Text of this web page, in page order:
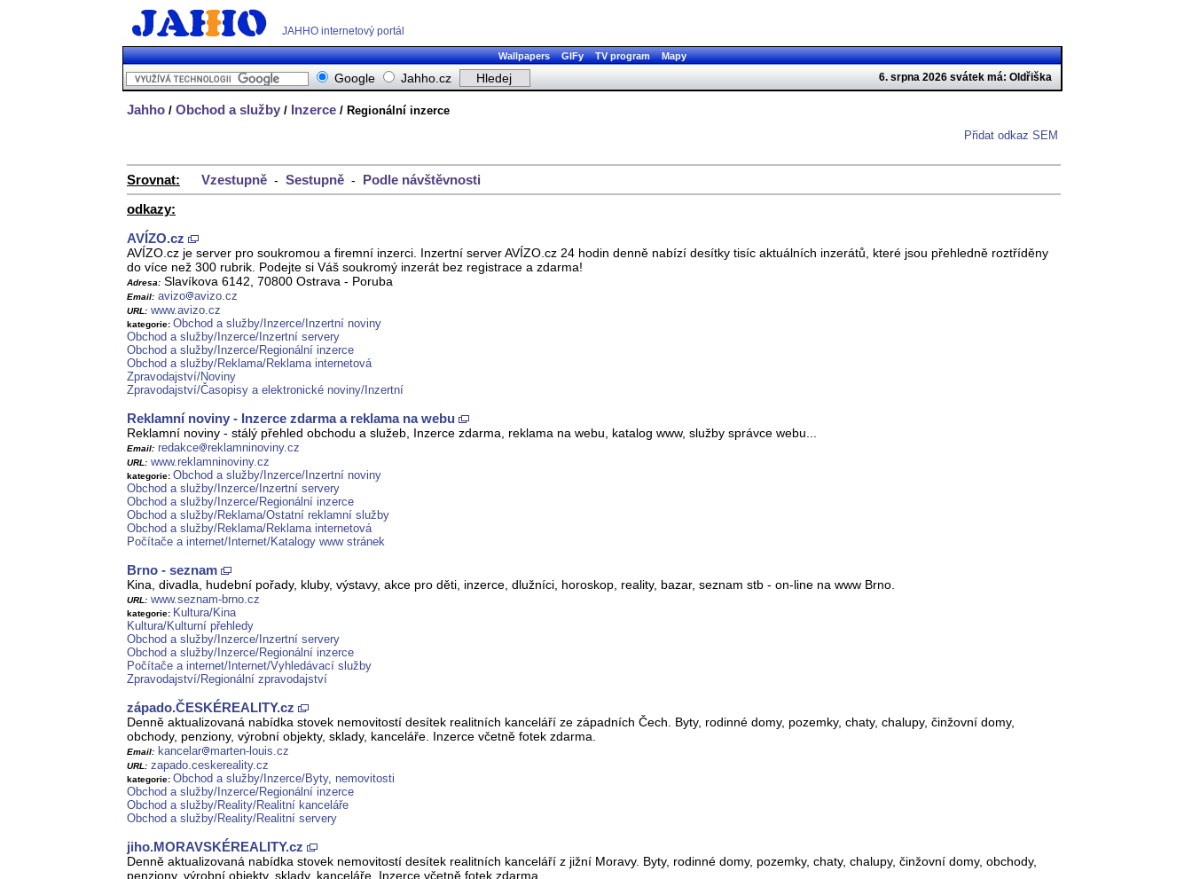
JAHHO internetový portál
Wallpapers GIFy TV program Mapy
6. srpna 2026 svátek má: Oldřiška
Google Jahho.cz
Jahho / Obchod a služby / Inzerce / Regionální inzerce
Přidat odkaz SEM
Srovnat: Vzestupně - Sestupně - Podle návštěvnosti
odkazy:
AVÍZO.cz
AVÍZO.cz je server pro soukromou a firemní inzerci. Inzertní server AVÍZO.cz 24 hodin denně nabízí desítky tisíc aktuálních inzerátů, které jsou přehledně roztříděny
do více než 300 rubrik. Podejte si Váš soukromý inzerát bez registrace a zdarma!
Adresa: Slavíkova 6142, 70800 Ostrava - Poruba
Email: avizo avizo.cz
URL: www.avizo.cz
kategorie: Obchod a služby/Inzerce/Inzertní noviny
Obchod a služby/Inzerce/Inzertní servery
Obchod a služby/Inzerce/Regionální inzerce
Obchod a služby/Reklama/Reklama internetová
Zpravodajství/Noviny
Zpravodajství/Časopisy a elektronické noviny/Inzertní
Reklamní noviny - Inzerce zdarma a reklama na webu
Reklamní noviny - stálý přehled obchodu a služeb, Inzerce zdarma, reklama na webu, katalog www, služby správce webu...
Email: redakce reklamninoviny.cz
URL: www.reklamninoviny.cz
kategorie: Obchod a služby/Inzerce/Inzertní noviny
Obchod a služby/Inzerce/Inzertní servery
Obchod a služby/Inzerce/Regionální inzerce
Obchod a služby/Reklama/Ostatní reklamní služby
Obchod a služby/Reklama/Reklama internetová
Počítače a internet/Internet/Katalogy www stránek
Brno - seznam
Kina, divadla, hudební pořady, kluby, výstavy, akce pro děti, inzerce, dlužníci, horoskop, reality, bazar, seznam stb - on-line na www Brno.
URL: www.seznam-brno.cz
kategorie: Kultura/Kina
Kultura/Kulturní přehledy
Obchod a služby/Inzerce/Inzertní servery
Obchod a služby/Inzerce/Regionální inzerce
Počítače a internet/Internet/Vyhledávací služby
Zpravodajství/Regionální zpravodajství
západo.ČESKÉREALITY.cz
Denně aktualizovaná nabídka stovek nemovitostí desítek realitních kanceláří ze západních Čech. Byty, rodinné domy, pozemky, chaty, chalupy, činžovní domy,
obchody, penziony, výrobní objekty, sklady, kanceláře. Inzerce včetně fotek zdarma.
Email: kancelar marten-louis.cz
URL: zapado.ceskereality.cz
kategorie: Obchod a služby/Inzerce/Byty, nemovitosti
Obchod a služby/Inzerce/Regionální inzerce
Obchod a služby/Reality/Realitní kanceláře
Obchod a služby/Reality/Realitní servery
jiho.MORAVSKÉREALITY.cz
Denně aktualizovaná nabídka stovek nemovitostí desítek realitních kanceláří z jižní Moravy. Byty, rodinné domy, pozemky, chaty, chalupy, činžovní domy, obchody,
penziony, výrobní objekty, sklady, kanceláře. Inzerce včetně fotek zdarma.